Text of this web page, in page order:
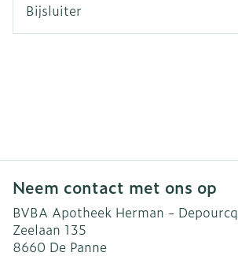
Bijsluiter
Neem contact met ons op
BVBA Apotheek Herman - Depourcq
Zeelaan 135
8660 De Panne